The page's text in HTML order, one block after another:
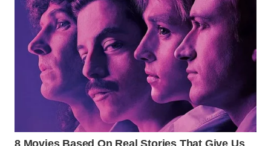
MANDALIKA
WN
LIKUPANG
WN
LABUANBAJO
BORNEO